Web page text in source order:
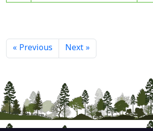
« Previous Next »